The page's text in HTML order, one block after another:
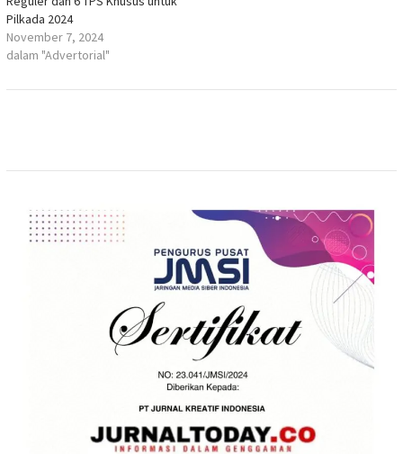
Pilkada 2024
November 7, 2024
dalam "Advertorial"